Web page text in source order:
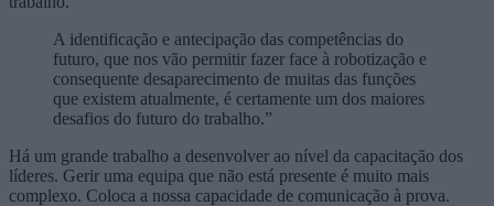
A identificação e antecipação das competências do
futuro, que nos vão permitir fazer face à robotização e
consequente desaparecimento de muitas das funções
que existem atualmente, é certamente um dos maiores
desafios do futuro do trabalho.”
Há um grande trabalho a desenvolver ao nível da capacitação dos
líderes. Gerir uma equipa que não está presente é muito mais
complexo. Coloca a nossa capacidade de comunicação à prova.